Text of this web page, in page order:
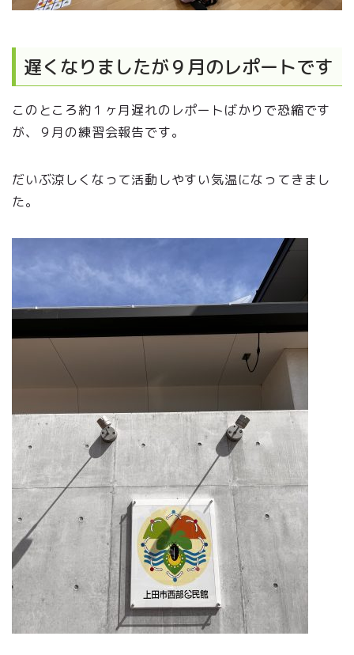
遅くなりましたが９月のレポートです
このところ約１ヶ月遅れのレポートばかりで恐縮です
が、９月の練習会報告です。
だいぶ涼しくなって活動しやすい気温になってきまし
た。